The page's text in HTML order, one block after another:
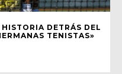
DETRÁS DEL
TENISTAS»